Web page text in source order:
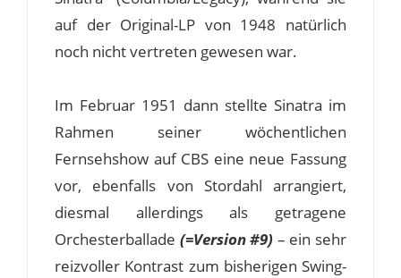
auf der Original-LP von 1948 natürlich
noch nicht vertreten gewesen war.
Im Februar 1951 dann stellte Sinatra im
Rahmen seiner wöchentlichen
Fernsehshow auf CBS eine neue Fassung
vor, ebenfalls von Stordahl arrangiert,
diesmal allerdings als getragene
Orchesterballade (=Version #9) – ein sehr
reizvoller Kontrast zum bisherigen Swing-